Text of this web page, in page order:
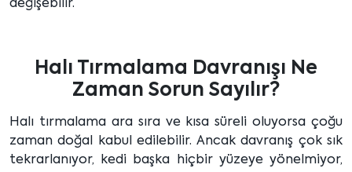
değişebilir.
Halı Tırmalama Davranışı Ne
Zaman Sorun Sayılır?
Halı tırmalama ara sıra ve kısa süreli oluyorsa çoğu
zaman doğal kabul edilebilir. Ancak davranış çok sık
tekrarlanıyor, kedi başka hiçbir yüzeye yönelmiyor,